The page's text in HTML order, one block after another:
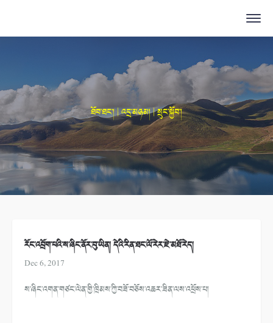
ཐོབ་ཐང་། | འདྲ་མཉམ། | སྲུང་སྐྱོབ་།
རོང་འབྲོག་པའི་ས་ཞིང་ནོར་བུ་ཡིན། དེའི་རིན་ཐང་ལོ་རེར་ཇེ་མཐོ་རེད།
Dec 6, 2017
ས་ཞིང་འགན་གཙང་ལེན་གྱི་ཁྲིམས་ཀྱི་བཟོ་བཅོས་འཆར་ཟིན་ལས་འཕྲོས་པ།